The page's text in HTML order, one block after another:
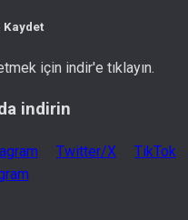
Kaydet
için indir'e tıklayın.
indirin
Twitter/X
TikTok